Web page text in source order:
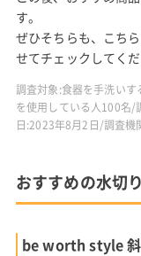
す。
ぜひそちらも、こち
せてチェックしてくだ
調査対象:食器を手洗い
を使用している人100名/
日:2023年8月2日/調査機
おすすめの水切
be worth style 斜